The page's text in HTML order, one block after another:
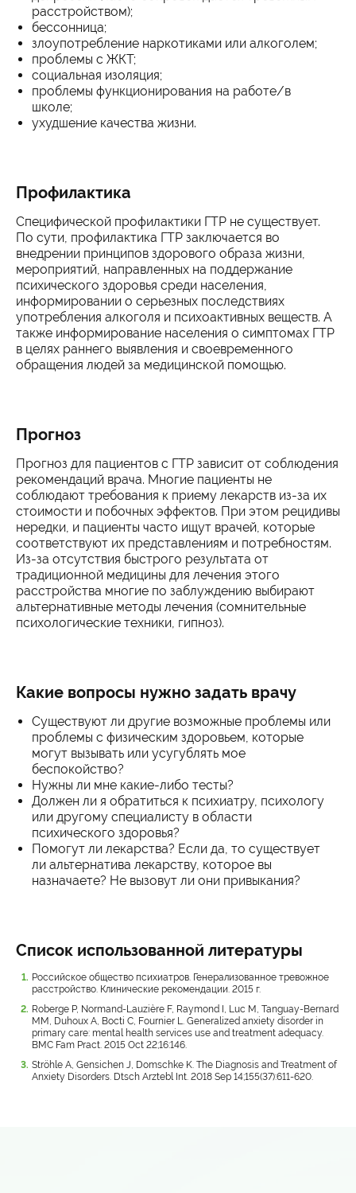
расстройством);
бессонница;
злоупотребление наркотиками или алкоголем;
проблемы с ЖКТ;
социальная изоляция;
проблемы функционирования на работе/в
школе;
ухудшение качества жизни.
Профилактика
Специфической профилактики ГТР не существует.
По сути, профилактика ГТР заключается во
внедрении принципов здорового образа жизни,
мероприятий, направленных на поддержание
психического здоровья среди населения,
информировании о серьезных последствиях
употребления алкоголя и психоактивных веществ. А
также информирование населения о симптомах ГТР
в целях раннего выявления и своевременного
обращения людей за медицинской помощью.
Прогноз
Прогноз для пациентов с ГТР зависит от соблюдения
рекомендаций врача. Многие пациенты не
соблюдают требования к приему лекарств из-за их
стоимости и побочных эффектов. При этом рецидивы
нередки, и пациенты часто ищут врачей, которые
соответствуют их представлениям и потребностям.
Из-за отсутствия быстрого результата от
традиционной медицины для лечения этого
расстройства многие по заблуждению выбирают
альтернативные методы лечения (сомнительные
психологические техники, гипноз).
Какие вопросы нужно задать врачу
Существуют ли другие возможные проблемы или
проблемы с физическим здоровьем, которые
могут вызывать или усугублять мое
беспокойство?
Нужны ли мне какие-либо тесты?
Должен ли я обратиться к психиатру, психологу
или другому специалисту в области
психического здоровья?
Помогут ли лекарства? Если да, то существует
ли альтернатива лекарству, которое вы
назначаете? Не вызовут ли они привыкания?
Список использованной литературы
Российское общество психиатров. Генерализованное тревожное
расстройство. Клинические рекомендации. 2015 г.
Roberge P, Normand-Lauzière F, Raymond I, Luc M, Tanguay-Bernard
MM, Duhoux A, Bocti C, Fournier L. Generalized anxiety disorder in
primary care: mental health services use and treatment adequacy.
BMC Fam Pract. 2015 Oct 22;16:146.
Ströhle A, Gensichen J, Domschke K. The Diagnosis and Treatment of
Anxiety Disorders. Dtsch Arztebl Int. 2018 Sep 14;155(37):611-620.